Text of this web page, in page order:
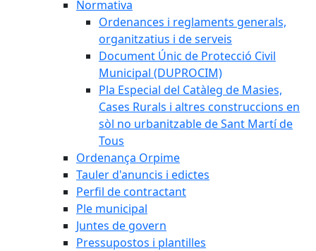
Normativa
Ordenances i reglaments generals,
organitzatius i de serveis
Document Únic de Protecció Civil
Municipal (DUPROCIM)
Pla Especial del Catàleg de Masies,
Cases Rurals i altres construccions en
sòl no urbanitzable de Sant Martí de
Tous
Ordenança Orpime
Tauler d'anuncis i edictes
Perfil de contractant
Ple municipal
Juntes de govern
Pressupostos i plantilles